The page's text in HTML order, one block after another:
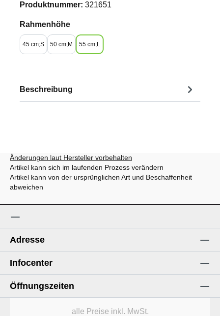
Produktnummer: 321651
Rahmenhöheauswählen
45 cm;S 50 cm;M 55 cm;L
Beschreibung
Änderungen laut Hersteller vorbehalten
Artikel kann sich im laufenden Prozess verändern
Artikel kann von der ursprünglichen Art und Beschaffenheit
abweichen
Adresse
Infocenter
Öffnungszeiten
alle Preise inkl. MwSt.